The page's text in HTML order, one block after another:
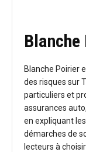
Blanche Poirier
des risques sur
particuliers et
assurances
en expliquant
démarches de
lecteurs à